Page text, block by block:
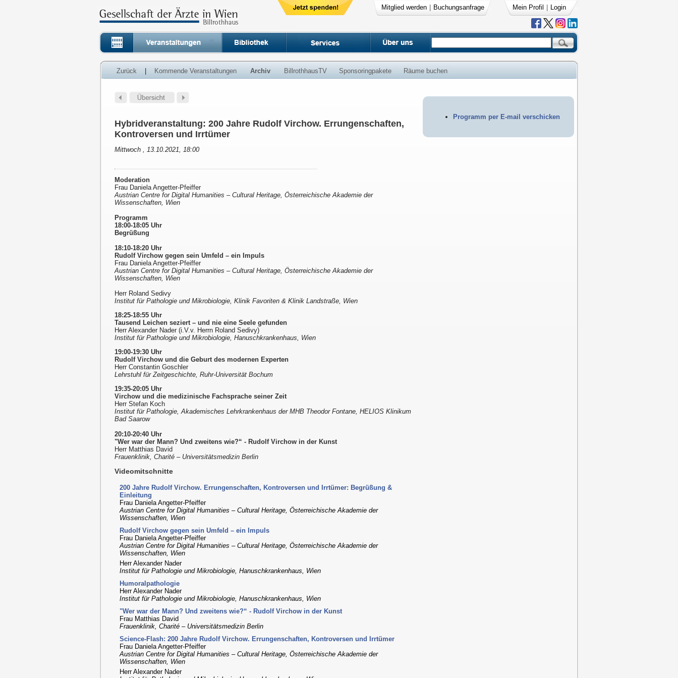
Mitglied werden Buchungsanfrage Mein Profil Login
Zurück Kommende Veranstaltungen Archiv BillrothhausTV Sponsoringpakete Räume buchen
Programm per E-mail verschicken
Hybridveranstaltung: 200 Jahre Rudolf Virchow. Errungenschaften,
Kontroversen und Irrtümer
Mittwoch , 13.10.2021, 18:00
Moderation
Frau Daniela Angetter-Pfeiffer
Austrian Centre for Digital Humanities – Cultural Heritage, Österreichische Akademie der
Wissenschaften, Wien
Programm
18:00-18:05 Uhr
Begrüßung
18:10-18:20 Uhr
Rudolf Virchow gegen sein Umfeld – ein Impuls
Frau Daniela Angetter-Pfeiffer
Austrian Centre for Digital Humanities – Cultural Heritage, Österreichische Akademie der
Wissenschaften, Wien
Herr Roland Sedivy
Institut für Pathologie und Mikrobiologie, Klinik Favoriten & Klinik Landstraße, Wien
18:25-18:55 Uhr
Tausend Leichen seziert – und nie eine Seele gefunden
Herr Alexander Nader (i.V.v. Herrn Roland Sedivy)
Institut für Pathologie und Mikrobiologie, Hanuschkrankenhaus, Wien
19:00-19:30 Uhr
Rudolf Virchow und die Geburt des modernen Experten
Herr Constantin Goschler
Lehrstuhl für Zeitgeschichte, Ruhr-Universität Bochum
19:35-20:05 Uhr
Virchow und die medizinische Fachsprache seiner Zeit
Herr Stefan Koch
Institut für Pathologie, Akademisches Lehrkrankenhaus der MHB Theodor Fontane, HELIOS Klinikum
Bad Saarow
20:10-20:40 Uhr
"Wer war der Mann? Und zweitens wie?“ - Rudolf Virchow in der Kunst
Herr Matthias David
Frauenklinik, Charité – Universitätsmedizin Berlin
Videomitschnitte
200 Jahre Rudolf Virchow. Errungenschaften, Kontroversen und Irrtümer: Begrüßung &
Einleitung
Frau Daniela Angetter-Pfeiffer
Austrian Centre for Digital Humanities – Cultural Heritage, Österreichische Akademie der
Wissenschaften, Wien
Rudolf Virchow gegen sein Umfeld – ein Impuls
Frau Daniela Angetter-Pfeiffer
Austrian Centre for Digital Humanities – Cultural Heritage, Österreichische Akademie der
Wissenschaften, Wien
Herr Alexander Nader
Institut für Pathologie und Mikrobiologie, Hanuschkrankenhaus, Wien
Humoralpathologie
Herr Alexander Nader
Institut für Pathologie und Mikrobiologie, Hanuschkrankenhaus, Wien
"Wer war der Mann? Und zweitens wie?“ - Rudolf Virchow in der Kunst
Frau Matthias David
Frauenklinik, Charité – Universitätsmedizin Berlin
Science-Flash: 200 Jahre Rudolf Virchow. Errungenschaften, Kontroversen und Irrtümer
Frau Daniela Angetter-Pfeiffer
Austrian Centre for Digital Humanities – Cultural Heritage, Österreichische Akademie der
Wissenschaften, Wien
Herr Alexander Nader